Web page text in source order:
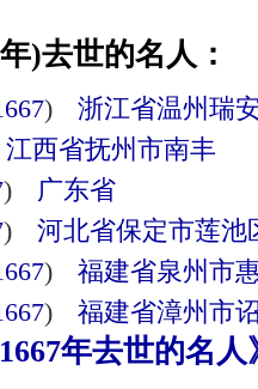
去世的名人：
) 浙江省温州 瑞
江西省抚州市南丰
) 广东省
) 河北省保定市莲池
) 福建省泉州市
) 福建省漳州市
年去世的名人